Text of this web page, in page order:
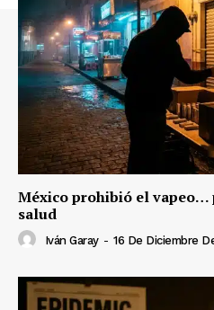
México prohibió el vapeo…
salud
Iván Garay - 16 De Diciembre